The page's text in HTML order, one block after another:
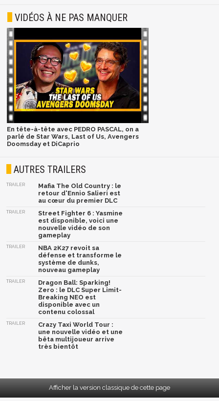
VIDÉOS À NE PAS MANQUER
En tête-à-tête avec PEDRO PASCAL, on a
parlé de Star Wars, Last of Us, Avengers
Doomsday et DiCaprio
AUTRES TRAILERS
TRAILER
Mafia The Old Country : le
retour d'Ennio Salieri est
au cœur du premier DLC
TRAILER
Street Fighter 6 : Yasmine
est disponible, voici une
nouvelle vidéo de son
gameplay
TRAILER
NBA 2K27 revoit sa
défense et transforme le
système de dunks,
nouveau gameplay
TRAILER
Dragon Ball: Sparking!
Zero : le DLC Super Limit-
Breaking NEO est
disponible avec un
contenu colossal
TRAILER
Crazy Taxi World Tour :
une nouvelle vidéo et une
bêta multijoueur arrive
très bientôt
Afficher la version classique de cette page